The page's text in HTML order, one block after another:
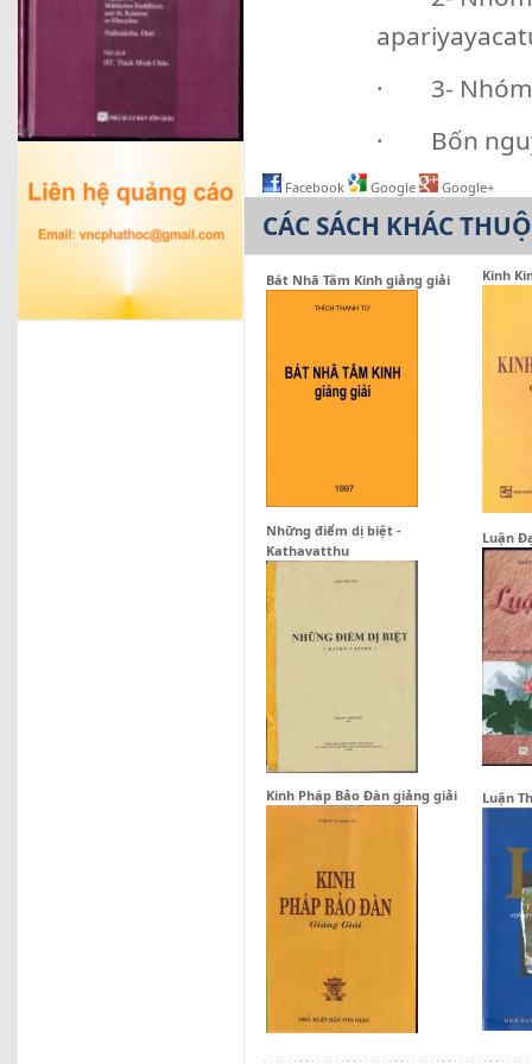
· 3- Nhóm
· Bốn
Facebook Google Google+
CÁC SÁCH KHÁC
Bát Nhã Tâm Kinh giảng giải Kinh
Những điểm dị biệt -
Kathavatthu
Luận
Kinh Pháp Bảo Đàn giảng giải Luận